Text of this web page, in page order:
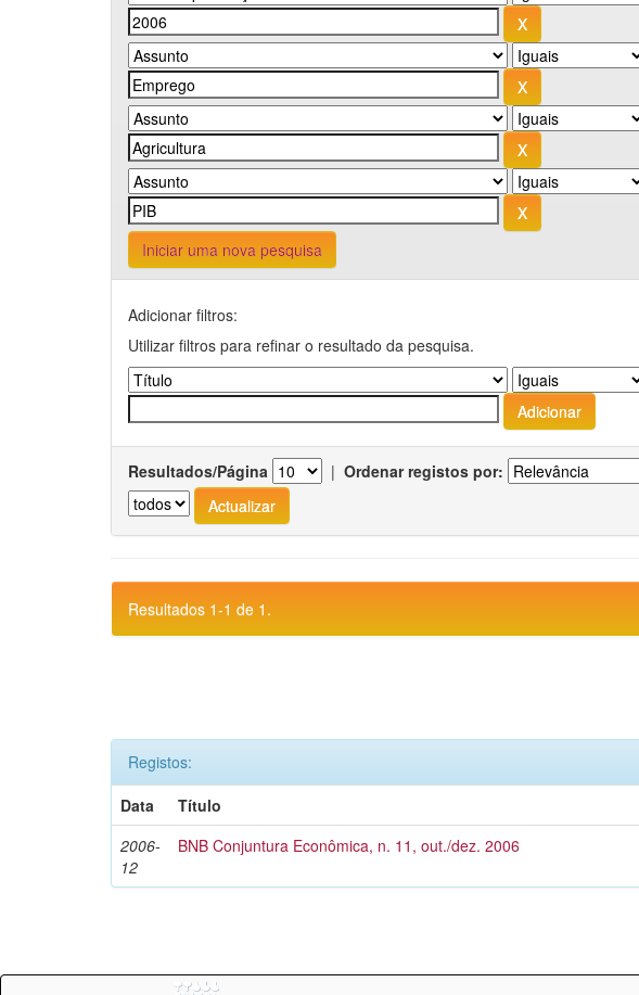
Iniciar uma nova pesquisa
Adicionar filtros:
Utilizar filtros para refinar o resultado da pesquisa.
Resultados/Página | Ordenar registos por:
Resultados 1-1 de 1.
Registos:
Data
Título
2006-
12
BNB Conjuntura Econômica, n. 11, out./dez. 2006